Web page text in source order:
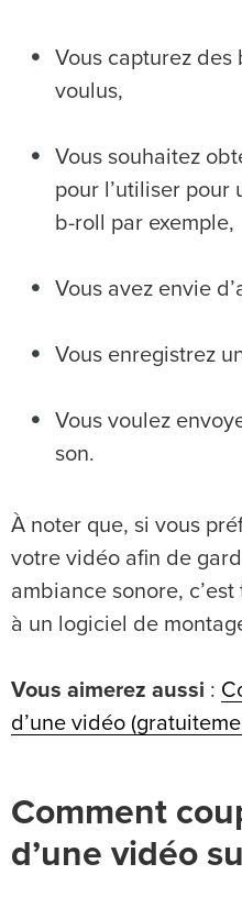
Vous capturez
voulus,
Vous souhaitez
pour l’utiliser
b-roll par exemple,
Vous avez envie
Vous enregistrez
Vous voulez
son.
À noter que, si vous
votre vidéo afin de
ambiance sonore,
à un logiciel de
Vous aimerez aussi :
d’une vidéo
Comment
d’une vidéo